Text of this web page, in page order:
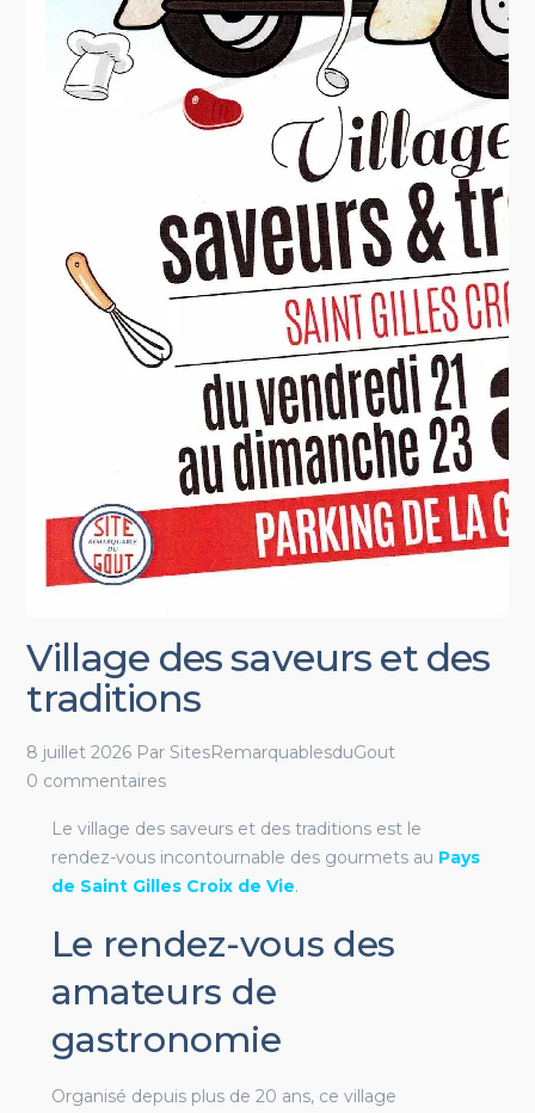
Village des saveurs et des
traditions
8 juillet 2026 Par SitesRemarquablesduGout
0 commentaires
Le village des saveurs et des traditions est le
rendez-vous incontournable des gourmets au Pays
de Saint Gilles Croix de Vie.
Le rendez-vous des
amateurs de
gastronomie
Organisé depuis plus de 20 ans, ce village